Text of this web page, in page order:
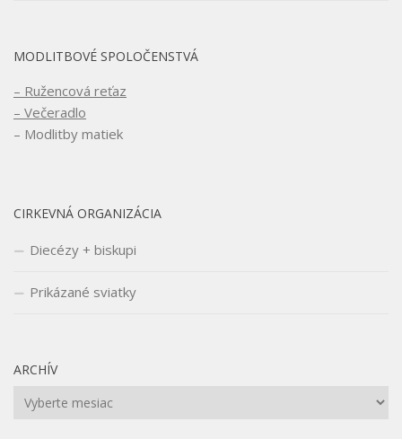
MODLITBOVÉ SPOLOČENSTVÁ
– Ružencová reťaz
– Večeradlo
– Modlitby matiek
CIRKEVNÁ ORGANIZÁCIA
Diecézy + biskupi
Prikázané sviatky
ARCHÍV
Archív